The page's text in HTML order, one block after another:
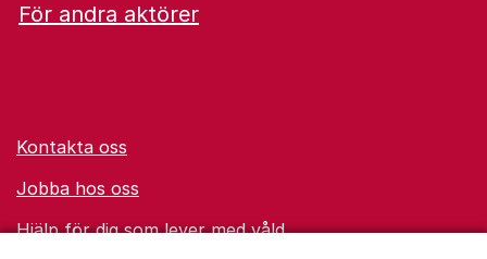
För andra aktörer
Kontakta oss
Jobba hos oss
Hjälp för dig som lever med våld